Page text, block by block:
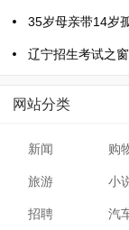
35岁母亲带14岁
辽宁招生考试之
网站分类
新闻 购
旅游 小
招聘 汽